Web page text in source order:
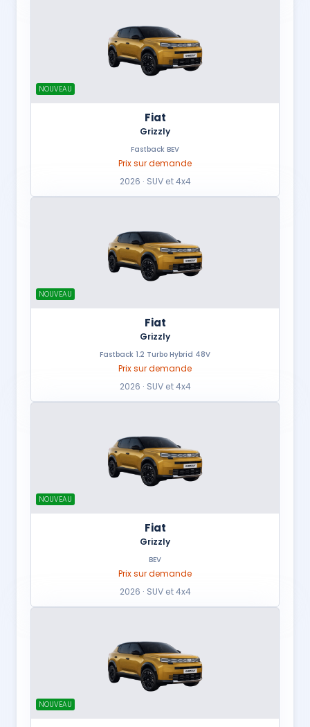
NOUVEAU
Fiat
Grizzly
Fastback BEV
Prix sur demande
2026 · SUV et 4x4
NOUVEAU
Fiat
Grizzly
Fastback 1.2 Turbo Hybrid 48V
Prix sur demande
2026 · SUV et 4x4
NOUVEAU
Fiat
Grizzly
BEV
Prix sur demande
2026 · SUV et 4x4
NOUVEAU